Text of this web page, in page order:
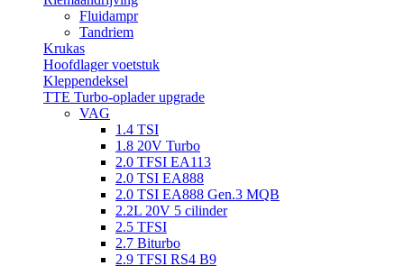
Fluidampr
Tandriem
Krukas
Hoofdlager voetstuk
Kleppendeksel
TTE Turbo-oplader upgrade
VAG
1.4 TSI
1.8 20V Turbo
2.0 TFSI EA113
2.0 TSI EA888
2.0 TSI EA888 Gen.3 MQB
2.2L 20V 5 cilinder
2.5 TFSI
2.7 Biturbo
2.9 TFSI RS4 B9